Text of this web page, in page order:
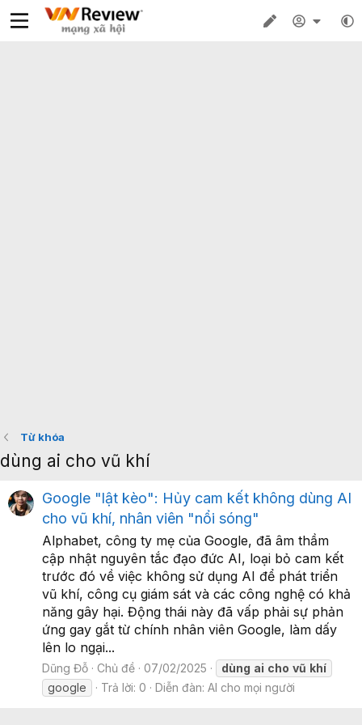
Từ khóa
dùng ai cho vũ khí
Google "lật kèo": Hủy cam kết không dùng AI
cho vũ khí, nhân viên "nổi sóng"
Alphabet, công ty mẹ của Google, đã âm thầm
cập nhật nguyên tắc đạo đức AI, loại bỏ cam kết
trước đó về việc không sử dụng AI để phát triển
vũ khí, công cụ giám sát và các công nghệ có khả
năng gây hại. Động thái này đã vấp phải sự phản
ứng gay gắt từ chính nhân viên Google, làm dấy
lên lo ngại...
Dũng Đỗ Chủ đề 07/02/2025 dùng ai cho vũ khí
google
Trả lời: 0 Diễn đàn: AI cho mọi người